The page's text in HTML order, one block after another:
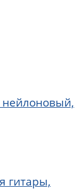
нейлоновый,
гитары,